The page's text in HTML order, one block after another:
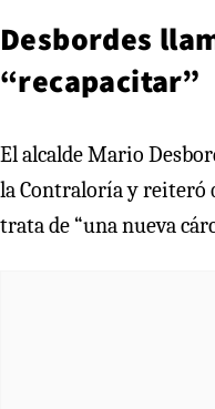
Desbordes
“recapacitar”
El alcalde Mario
la Contraloría y reiteró
trata de “una nueva